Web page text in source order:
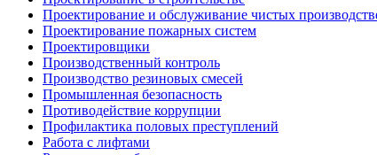
Проектирование и обслуживание чистых
Проектирование пожарных систем
Проектировщики
Производственный контроль
Производство резиновых смесей
Промышленная безопасность
Противодействие коррупции
Профилактика половых преступлений
Работа с лифтами